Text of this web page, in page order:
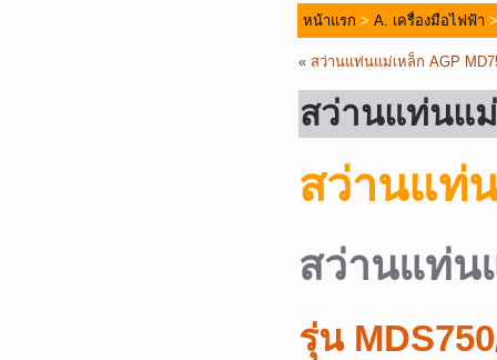
D. เครื่องมือก่อสร้าง-เครื่องมืออุตสาหกรรม
หน้าแรก > A. เครื่องมือไฟฟ้า
« สว่านแท่นแม่เหล็ก AGP
สว่านแท่นแม่
สว่านแท่
สว่านแท่น
รุ่น